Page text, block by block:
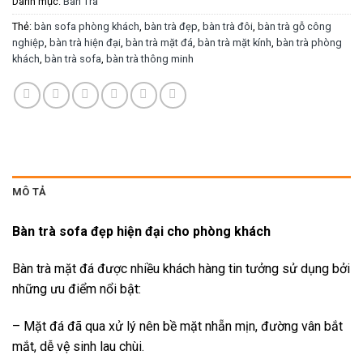
Thẻ: bàn sofa phòng khách, bàn trà đẹp, bàn trà đôi, bàn trà gỗ công
nghiệp, bàn trà hiện đại, bàn trà mặt đá, bàn trà mặt kính, bàn trà phòng
khách, bàn trà sofa, bàn trà thông minh
MÔ TẢ
Bàn trà sofa đẹp hiện đại cho phòng khách
Bàn trà mặt đá được nhiều khách hàng tin tưởng sử dụng bởi
những ưu điểm nổi bật:
– Mặt đá đã qua xử lý nên bề mặt nhẵn mịn, đường vân bắt
mắt, dễ vệ sinh lau chùi.